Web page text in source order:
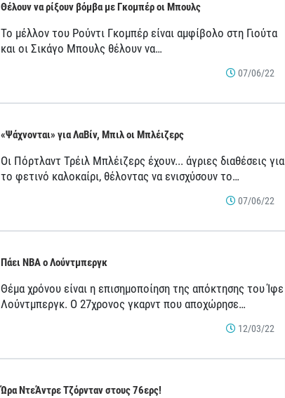
Θέλουν να ρίξουν βόμβα με Γκομπέρ οι Μπουλς
Το μέλλον του Ρούντι Γκομπέρ είναι αμφίβολο στη Γιούτα
και οι Σικάγο Μπουλς θέλουν να…
07/06/22
«Ψάχνονται» για ΛαΒίν, Μπιλ οι Μπλέιζερς
Οι Πόρτλαντ Τρέιλ Μπλέιζερς έχουν... άγριες διαθέσεις για
το φετινό καλοκαίρι, θέλοντας να ενισχύσουν το…
07/06/22
Πάει NBA ο Λούντμπεργκ
Θέμα χρόνου είναι η επισημοποίηση της απόκτησης του Ίφε
Λούντμπεργκ. Ο 27χρονος γκαρντ που αποχώρησε…
12/03/22
Ώρα ΝτεΆντρε Τζόρνταν στους 76ερς!